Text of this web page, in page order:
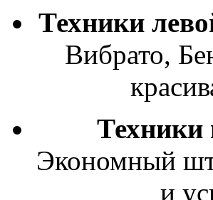
Техники
Вибрато,
Техники
Экономный
и